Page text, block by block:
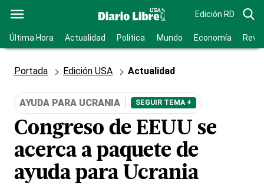
Edición RD
Última Hora Actualidad Política Mundo Economía
Portada Edición USA Actualidad
AYUDA PARA UCRANIA SEGUIR TEMA +
Congreso de EEUU se
acerca a paquete de
ayuda para Ucrania